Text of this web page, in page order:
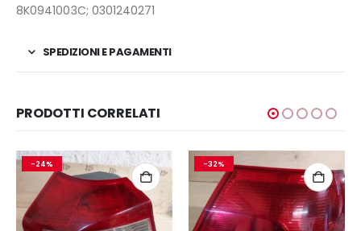
8K0941003C; 0301240271
SPEDIZIONI E PAGAMENTI
PRODOTTI CORRELATI
-24% -32%